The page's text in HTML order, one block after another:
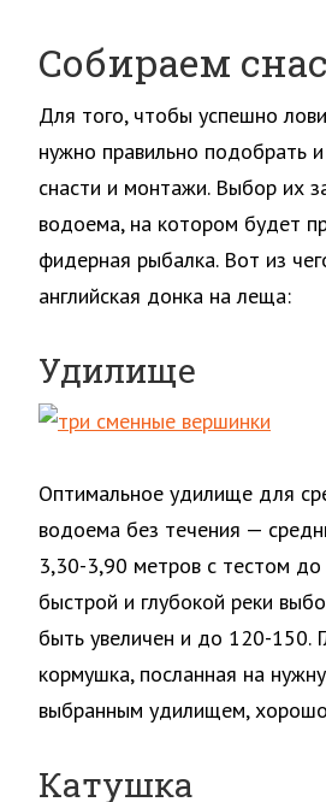
Собираем
Для того, чтобы успешно
нужно правильно подобрать
снасти и монтажи. Выбор их
водоема, на котором будет
фидерная рыбалка. Вот из
английская донка на леща:
Удилище
Оптимальное удилище для
водоема без течения —
3,30-3,90 метров с тестом
быстрой и глубокой реки
быть увеличен и до 120-150.
кормушка, посланная на
выбранным удилищем,
Катушка